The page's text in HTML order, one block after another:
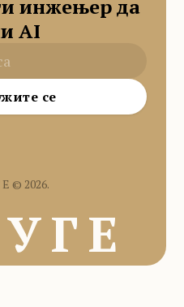
инжењер да
AI
се
© 2026.
Г Е